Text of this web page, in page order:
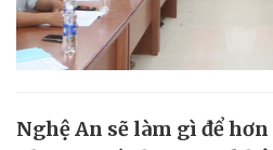
Nghệ An sẽ làm gì để